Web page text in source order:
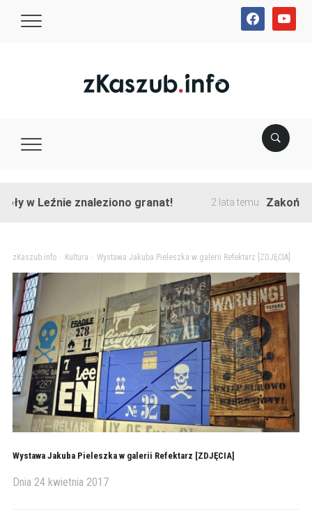
facebookyoutube
znaleziono granat! 2 lata temu Zakończono
zKaszub.info> Kultura Wystawa Jakuba Pieleszka w galerii Refektarz [ZDJĘCIA]
Wystawa Jakuba Pieleszka w galerii Refektarz [ZDJĘCIA]
Dnia 24 kwietnia 2017